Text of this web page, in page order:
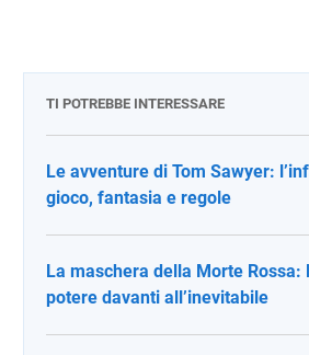
TI POTREBBE INTERESSARE
Le avventure di Tom Sawyer:
gioco, fantasia e regole
La maschera della Morte Rossa:
potere davanti all’inevitabile